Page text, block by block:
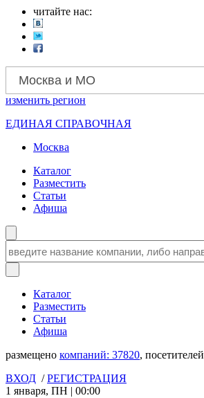
читайте нас:
Москва и МО
изменить регион
ЕДИНАЯ СПРАВОЧНАЯ
Москва
Каталог
Разместить
Статьи
Афиша
Каталог
Разместить
Статьи
Афиша
размещено компаний: 37820, посетителей
ВХОД /РЕГИСТРАЦИЯ
1 января, ПН | 00:00